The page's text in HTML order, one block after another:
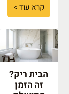
קרא עוד >
הבית ריק?
זה הזמן